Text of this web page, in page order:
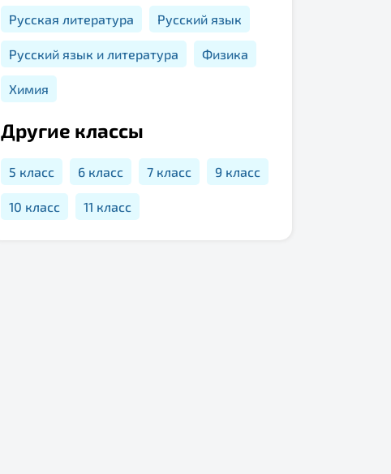
Русская литература Русский язык
Русский язык и литература Физика
Химия
Другие классы
5 класс 6 класс 7 класс 9 класс
10 класс 11 класс